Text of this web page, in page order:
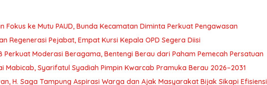
Fokus ke Mutu PAUD, Bunda Kecamatan Diminta Perkuat Pengawasan
Regenerasi Pejabat, Empat Kursi Kepala OPD Segera Diisi
Perkuat Moderasi Beragama, Bentengi Berau dari Paham Pemecah Persatuan
Mabicab, Syarifatul Syadiah Pimpin Kwarcab Pramuka Berau 2026–2031
H. Saga Tampung Aspirasi Warga dan Ajak Masyarakat Bijak Sikapi Efisiensi